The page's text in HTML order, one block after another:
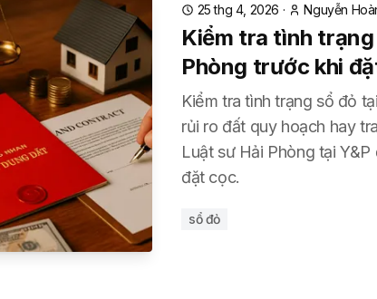
25 thg 4, 2026 · Nguyễn
Kiểm tra tình
Phòng trước khi
Kiểm tra tình trạng sổ đỏ
rủi ro đất quy hoạch hay
Luật sư Hải Phòng tại
đặt cọc.
sổ đỏ